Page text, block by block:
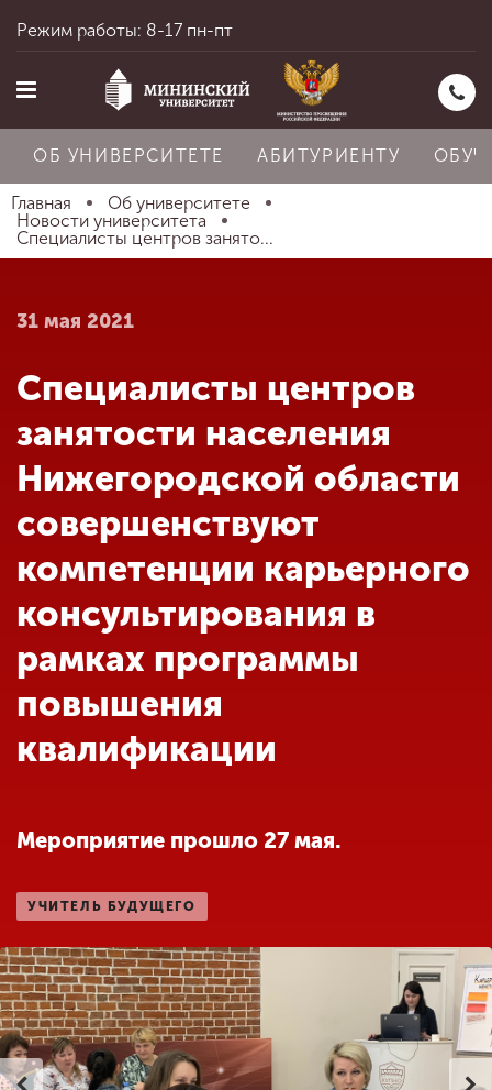
Главная
Абитуриенту
Обучение
Наука
Международная
деятельность
Другие виды
деятельности
Студенческая жизнь
Сведения об
образовательной
организации
ENG SPN CHI
Режим работы: 8-17 пн-пт
ОБ УНИВЕРСИТЕТЕ АБИТУРИЕНТУ
Главная
Об университете
Новости университета
Специалисты центров занято...
31 мая 2021
Специалисты центров
занятости населения
Нижегородской области
совершенствуют
компетенции карьерного
консультирования в
рамках программы
повышения
квалификации
Мероприятие прошло 27 мая.
УЧИТЕЛЬ БУДУЩЕГО